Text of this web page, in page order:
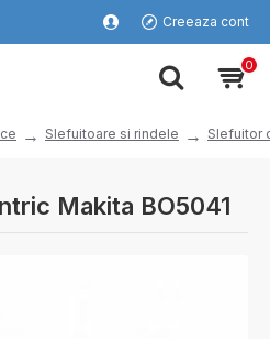
Creeaza cont
0
Slefuitoare si rindele Slefuitor
Makita BO5041